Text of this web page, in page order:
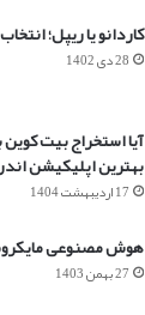
کاردانو یا ریپل؛
28 دی 1402
آیا استخراج بیت
بهترین اپلیکیشن
17 اردیبهشت 1404
هوش مصنوعی
27 بهمن 1403